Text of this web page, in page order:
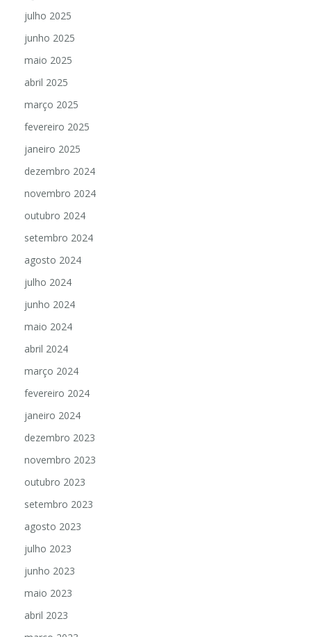
julho 2025
junho 2025
maio 2025
abril 2025
março 2025
fevereiro 2025
janeiro 2025
dezembro 2024
novembro 2024
outubro 2024
setembro 2024
agosto 2024
julho 2024
junho 2024
maio 2024
abril 2024
março 2024
fevereiro 2024
janeiro 2024
dezembro 2023
novembro 2023
outubro 2023
setembro 2023
agosto 2023
julho 2023
junho 2023
maio 2023
abril 2023